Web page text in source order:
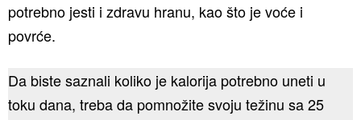
potrebno jesti i zdravu hranu, kao što je voće i
povrće.
Da biste saznali koliko je kalorija potrebno uneti u
toku dana, treba da pomnožite svoju težinu sa 25